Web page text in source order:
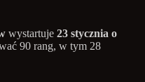
wystartuje 23 stycznia o
90 rang, w tym 28